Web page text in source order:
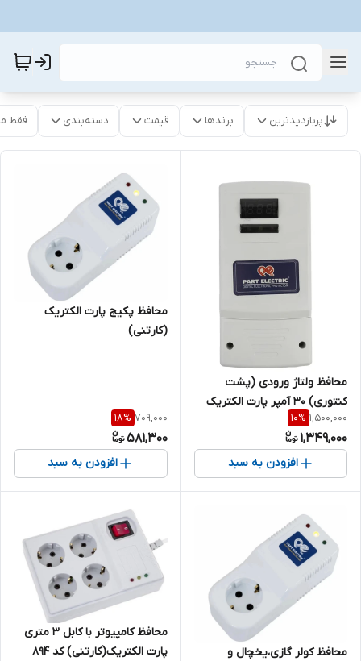
پربازدیدترین برندها قیمت دسته‌بندی فقط
محافظ ولتاژ ورودی (پشت
کنتوری) ۳۰ آمپر پارت الکتریک
کد ۵۱۳۷
1,500,000
10%
1,349,000
افزودن به سبد
محافظ پکیج پارت الکتریک
(کارتنی)
709,000
18%
581,300
افزودن به سبد
محافظ کولر گازی،یخچال و
محافظ کامپیوتر با کابل ۳ متری
پارت الکتریک(کارتنی) کد ۸۹۴